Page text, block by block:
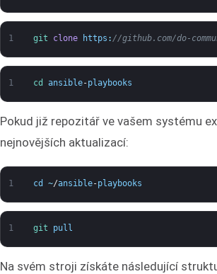
1 git clone https : //github.com/do-
1 cd ansible-playbooks
Pokud již repozitář ve vašem systému
nejnovějších aktualizací:
1 cd ~/ansible-playbooks
1 git pull
Na svém stroji získáte následující